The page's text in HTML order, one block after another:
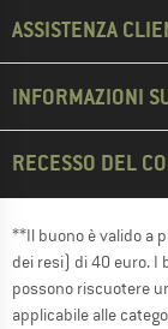
ASSISTENZA
INFORMAZIONI
RECESSO DEL
**Il buono è valido a
dei resi) di 40 euro. I
possono riscuotere
applicabile alle